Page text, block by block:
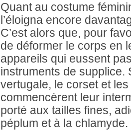
Quant au costume
l’éloigna encore
C’est alors que, pour
de déformer le corps en
appareils qui eussent
instruments de supplice.
vertugale, le corset et
commencèrent leur
porté aux tailles fines,
péplum et à la chlamyde.